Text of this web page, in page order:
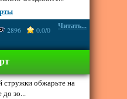
Читать...
2896
0.0/0
стружки обжарьте на
до зо...